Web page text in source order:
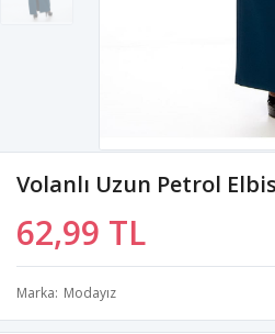
Volanlı Uzun Petrol
62,99 TL
Marka Modayız